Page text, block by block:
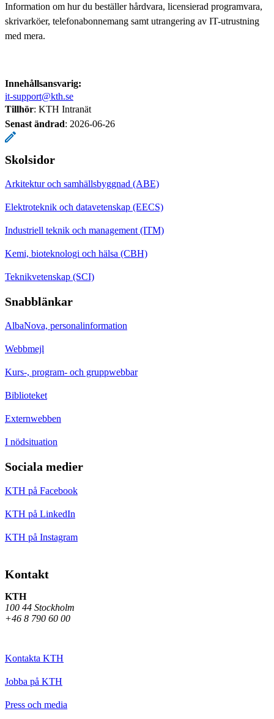
Information om hur du beställer hårdvara, licensierad programvara,
skrivarköer, telefonabonnemang samt utrangering av IT-utrustning
med mera.
Innehållsansvarig:
it-support@kth.se
Tillhör: KTH Intranät
Senast ändrad: 2026-06-26
Skolsidor
Arkitektur och samhällsbyggnad (ABE)
Elektroteknik och datavetenskap (EECS)
Industriell teknik och management (ITM)
Kemi, bioteknologi och hälsa (CBH)
Teknikvetenskap (SCI)
Snabblänkar
AlbaNova, personalinformation
Webbmejl
Kurs-, program- och gruppwebbar
Biblioteket
Externwebben
I nödsituation
Sociala medier
KTH på Facebook
KTH på LinkedIn
KTH på Instagram
Kontakt
KTH
100 44 Stockholm
+46 8 790 60 00
Kontakta KTH
Jobba på KTH
Press och media